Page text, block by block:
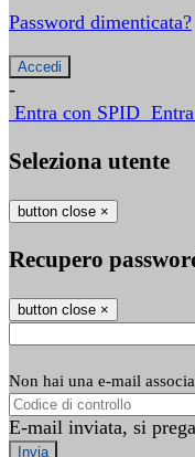
Password dimenticata?
-
Entra con SPID
Seleziona utente
button close ×
Recupero
button close ×
Non hai una e-mail
E-mail inviata, si